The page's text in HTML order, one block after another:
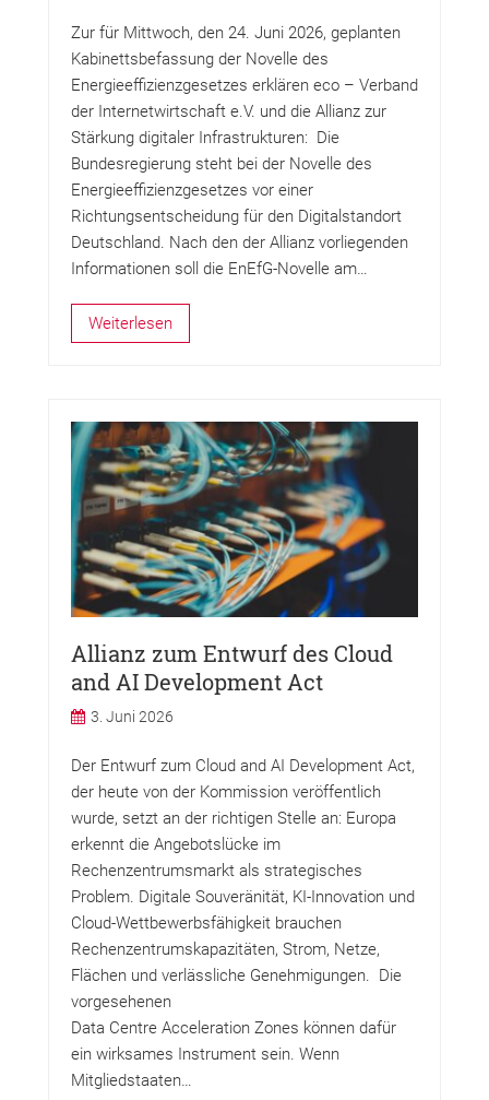
Zur für Mittwoch, den 24. Juni 2026, geplanten
Kabinettsbefassung der Novelle des
Energieeffizienzgesetzes erklären eco – Verband
der Internetwirtschaft e.V. und die Allianz zur
Stärkung digitaler Infrastrukturen: Die
Bundesregierung steht bei der Novelle des
Energieeffizienzgesetzes vor einer
Richtungsentscheidung für den Digitalstandort
Deutschland. Nach den der Allianz vorliegenden
Informationen soll die EnEfG-Novelle am…
Weiterlesen
Allianz zum Entwurf des Cloud
and AI Development Act
3. Juni 2026
Der Entwurf zum Cloud and AI Development Act,
der heute von der Kommission veröffentlich
wurde, setzt an der richtigen Stelle an: Europa
erkennt die Angebotslücke im
Rechenzentrumsmarkt als strategisches
Problem. Digitale Souveränität, KI-Innovation und
Cloud-Wettbewerbsfähigkeit brauchen
Rechenzentrumskapazitäten, Strom, Netze,
Flächen und verlässliche Genehmigungen. Die
vorgesehenen
Data Centre Acceleration Zones können dafür
ein wirksames Instrument sein. Wenn
Mitgliedstaaten…